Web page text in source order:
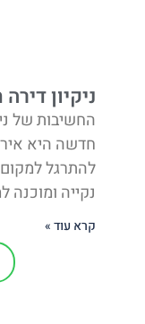
ניקיון
החשיבות של
חדשה היא
להתרגל
נקייה ומוכנה
קרא עוד »